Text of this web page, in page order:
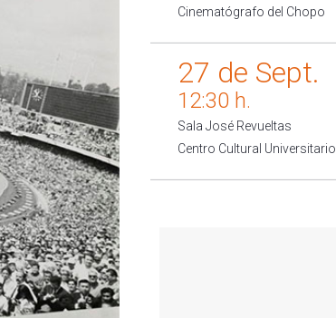
Cinematógrafo del Chopo
27 de Sept.
12:30 h.
Sala José Revueltas
Centro Cultural Universitario